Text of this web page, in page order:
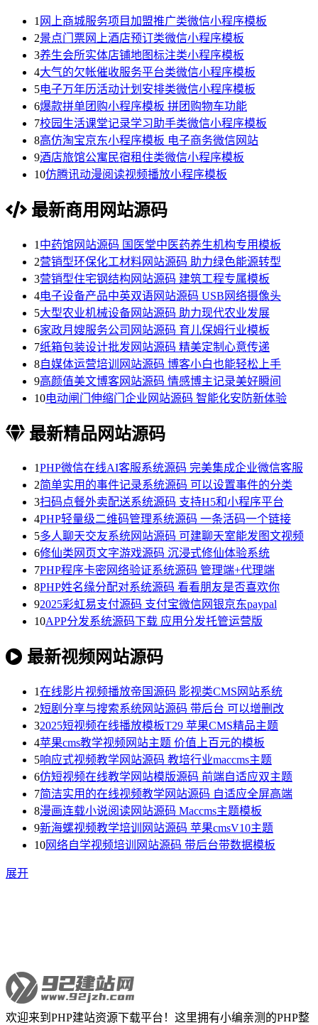
1 网上商城服务项目加盟推广类微信小程序模板
2景点门票网上酒店预订类微信小程序模板
3养生会所实体店铺地图标注类小程序模板
4大气的欠帐催收服务平台类微信小程序模板
5电子万年历活动计划安排类微信小程序模板
6爆款拼单团购小程序模板 拼团购物车功能
7校园生活课堂记录学习助手类微信小程序模板
8高仿淘宝京东小程序模板 电子商务微信网站
9酒店旅馆公寓民宿租住类微信小程序模板
10仿腾讯动漫阅读视频播放小程序模板
最新商用网站源码
1 中药馆网站源码 国医堂中医药养生机构专用模板
2营销型环保化工材料网站源码 助力绿色能源转型
3营销型住宅钢结构网站源码 建筑工程专属模板
4电子设备产品中英双语网站源码 USB网络摄像头
5大型农业机械设备网站源码 助力现代农业发展
6家政月嫂服务公司网站源码 育儿保姆行业模板
7纸箱包装设计批发网站源码 精美定制心意传递
8自媒体运营培训网站源码 博客小白也能轻松上手
9高颜值美文博客网站源码 情感博主记录美好瞬间
10电动闸门伸缩门企业网站源码 智能化安防新体验
最新精品网站源码
1PHP微信在线AI客服系统源码 完美集成企业微信客服
2简单实用的事件记录系统源码 可以设置事件的分类
3扫码点餐外卖配送系统源码 支持H5和小程序平台
4PHP轻量级二维码管理系统源码 一条活码一个链接
5多人聊天交友系统网站源码 可建聊天室能发图文视频
6修仙类网页文字游戏源码 沉浸式修仙体验系统
7PHP程序卡密网络验证系统源码 管理端+代理端
8PHP姓名缘分配对系统源码 看看朋友是否喜欢你
92025彩虹易支付源码 支付宝微信网银京东paypal
10APP分发系统源码下载 应用分发托管运营版
最新视频网站源码
1在线影片视频播放帝国源码 影视类CMS网站系统
2短剧分享与搜索系统网站源码 带后台 可以增删改
32025短视频在线播放模板T29 苹果CMS精品主题
4苹果cms教学视频网站主题 价值上百元的模板
5响应式视频教学网站源码 教培行业maccms主题
6仿短视频在线教学网站模版源码 前端自适应双主题
7简洁实用的在线视频教学网站源码 自适应全屏高端
8漫画连载小说阅读网站源码 Maccms主题模板
9新海螺视频教学培训网站源码 苹果cmsV10主题
10网络自学视频培训网站源码 带后台带数据模板
展开
欢迎来到PHP建站资源下载平台！这里拥有小编亲测的PHP整